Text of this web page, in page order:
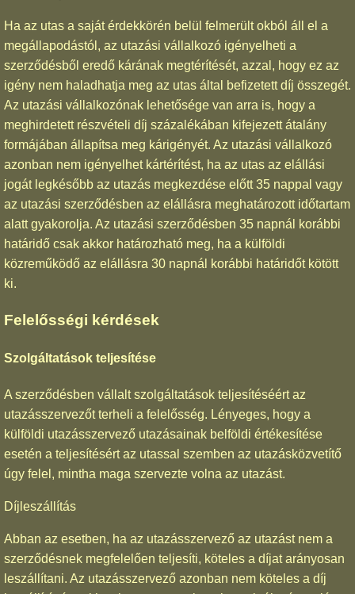
Ha az utas a saját érdekkörén belül felmerült okból áll el a
megállapodástól, az utazási vállalkozó igényelheti a
szerződésből eredő kárának megtérítését, azzal, hogy ez az
igény nem haladhatja meg az utas által befizetett díj összegét.
Az utazási vállalkozónak lehetősége van arra is, hogy a
meghirdetett részvételi díj százalékában kifejezett átalány
formájában állapítsa meg kárigényét. Az utazási vállalkozó
azonban nem igényelhet kártérítést, ha az utas az elállási
jogát legkésőbb az utazás megkezdése előtt 35 nappal vagy
az utazási szerződésben az elállásra meghatározott időtartam
alatt gyakorolja. Az utazási szerződésben 35 napnál korábbi
határidő csak akkor határozható meg, ha a külföldi
közreműködő az elállásra 30 napnál korábbi határidőt kötött
ki.
Felelősségi kérdések
Szolgáltatások teljesítése
A szerződésben vállalt szolgáltatások teljesítéséért az
utazásszervezőt terheli a felelősség. Lényeges, hogy a
külföldi utazásszervező utazásainak belföldi értékesítése
esetén a teljesítésért az utassal szemben az utazásközvetítő
úgy felel, mintha maga szervezte volna az utazást.
Díjleszállítás
Abban az esetben, ha az utazásszervező az utazást nem a
szerződésnek megfelelően teljesíti, köteles a díjat arányosan
leszállítani. Az utazásszervező azonban nem köteles a díj